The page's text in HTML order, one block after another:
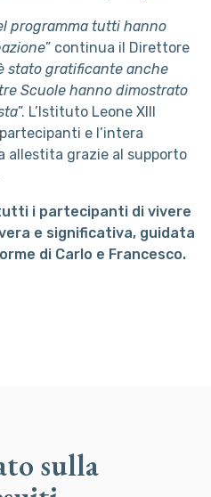
programma tutti hanno
” continua il Direttore
stato gratificante anche
Scuole hanno dimostrato
”. L’Istituto Leone XIII
e l’intera
grazie al supporto
i partecipanti di vivere
e significativa, guidata
di Carlo e Francesco.
sulla